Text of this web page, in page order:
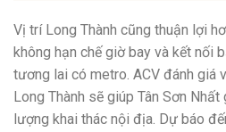
Vị trí Long Thành cũng thuận lợi
không hạn chế giờ bay và kết nối
tương lai có metro. ACV đánh giá
Long Thành sẽ giúp Tân Sơn
lượng khai thác nội địa. Dự báo